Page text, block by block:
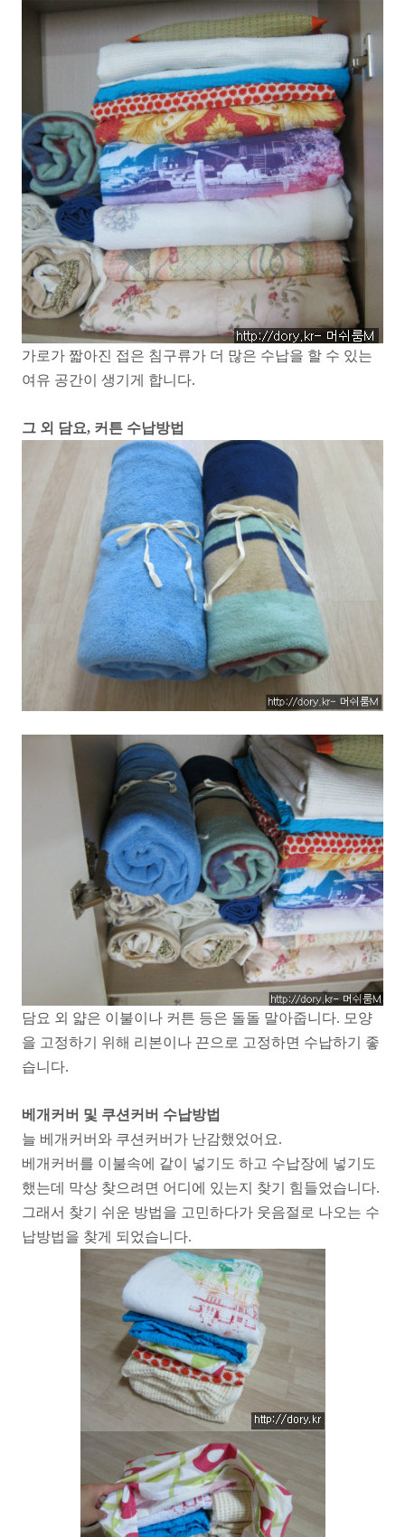
가로가 짧아진 접은 침구류가 더 많은 수납을 할 수 있는
여유 공간이 생기게 합니다.
그 외 담요, 커튼 수납방법
담요 외 얇은 이불이나 커튼 등은 돌돌 말아줍니다. 모양
을 고정하기 위해 리본이나 끈으로 고정하면 수납하기 좋
습니다.
베개커버 및 쿠션커버 수납방법
늘 베개커버와 쿠션커버가 난감했었어요.
베개커버를 이불속에 같이 넣기도 하고 수납장에 넣기도
했는데 막상 찾으려면 어디에 있는지 찾기 힘들었습니다.
그래서 찾기 쉬운 방법을 고민하다가 웃음절로 나오는 수
납방법을 찾게 되었습니다.